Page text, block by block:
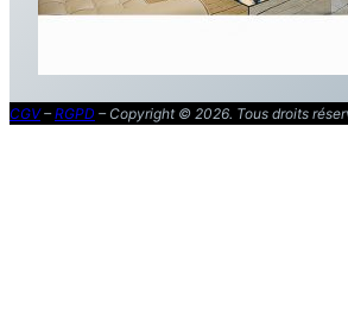
CGV–RGPD – Copyright © 2026. Tous droits